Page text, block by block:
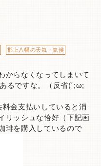
郡上八幡の天気・気候
からなくなってしまいて
るですな。（反省(´;ω;
金支払いしていると消
リッシュな恰好（下記画
琲を購入しているので